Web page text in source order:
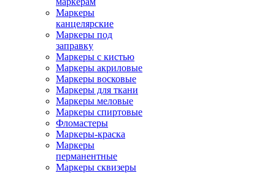
Маркеры
канцелярские
Маркеры под
заправку
Маркеры с кистью
Маркеры акриловые
Маркеры восковые
Маркеры для ткани
Маркеры меловые
Маркеры спиртовые
Фломастеры
Маркеры-краска
Маркеры
перманентные
Маркеры сквизеры